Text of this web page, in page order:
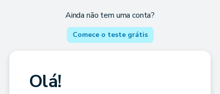
Ainda não tem uma conta?
Comece o teste grátis
Olá!